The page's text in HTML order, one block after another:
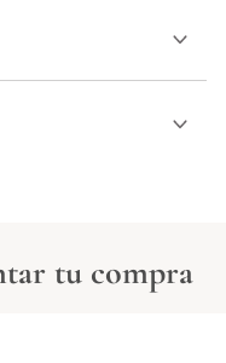
tu compra